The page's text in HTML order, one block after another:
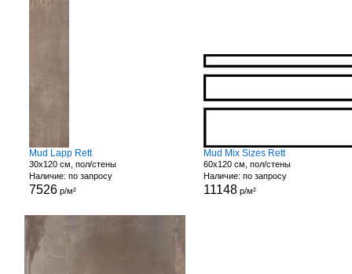
Mud Lapp Rett
30x120 см, пол/стены
Наличие: по запросу
7526 р/м²
Mud Mix Sizes Rett
60x120 см, пол/стены
Наличие: по запросу
11148 р/м²